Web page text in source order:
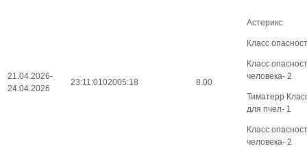
21.04.2026-
24.04.2026
23:11:0102005:18 8.00
Астерикс
Класс
Класс
человека- 2
Тиматерр
для пчел- 1
Класс
человека- 2